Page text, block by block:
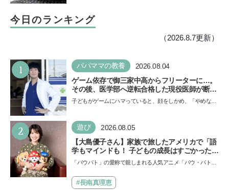
今日のランキング
（2026.8.7更新）
1 パパママの教養 2026.08.04
ゲーム依存で御三家中高からフリーターに…。
その後、医学部へ逆転合格した現役医師が断言
「ゲームの経験が受験勉強に役立った」そう考
子どもがゲームにハマっていると、顔をしかめ、「やめなさ
い…
2 遊び 2026.08.05
【大島優子さん】家族で旅したアメリカで「語
学もマインドも！ 子どもの成長はすごかった」
声優をつとめた映画『パウ・パトロール ザ・ダ
できると子どもに知ってほしい
「パウパト」の愛称で親しまれる人気アニメ「パウ・パトロ
ザ…#長南真理恵